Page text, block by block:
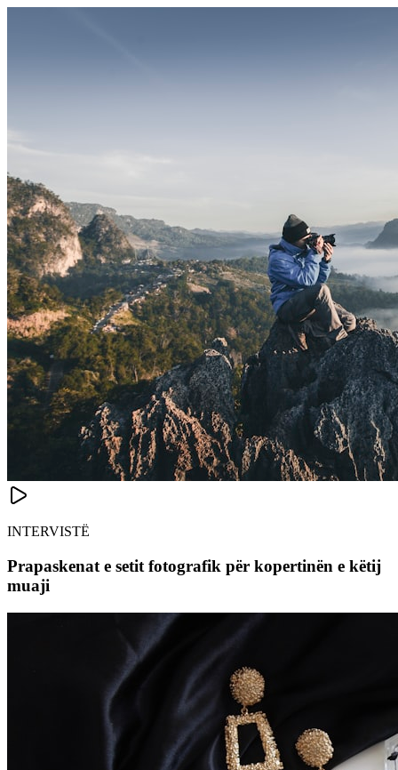
INTERVISTË
Prapaskenat e setit fotografik për kopertinën e këtij
muaji